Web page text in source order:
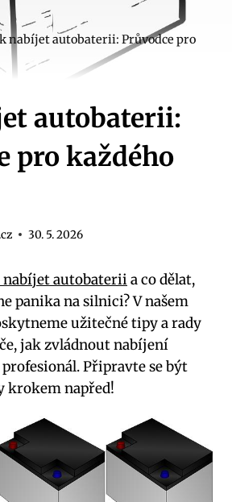
nabíjet autobaterii: Průvodce pro
autobaterii:
pro každého
30. 5. 2026
nabíjet autobaterii ⁢ a co dělat,​
panika na silnici? V našem
užitečné tipy⁣ a rady
jak zvládnout⁣ nabíjení‍
Připravte​ se být
krokem napřed!